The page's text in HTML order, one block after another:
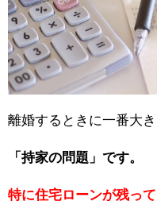
離婚するときに一番大
「持家の問題」です。
特に住宅ローンが残っ